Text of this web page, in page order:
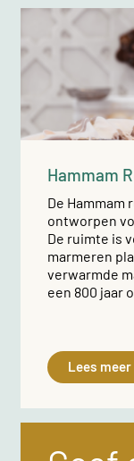
Hammam
De Hammam
ontworpen
De ruimte is
marmeren
verwarmde
een 800 jaar
Lees meer